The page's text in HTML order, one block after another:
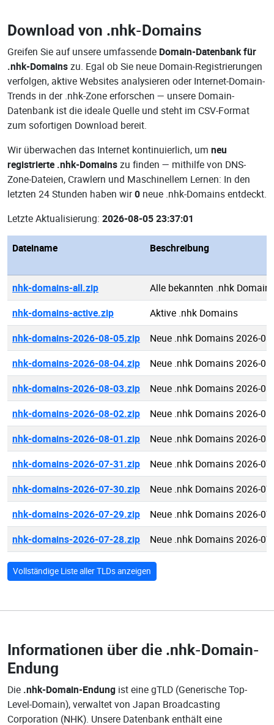
Download von .nhk-Domains
Greifen Sie auf unsere umfassende Domain-Datenbank für
.nhk-Domainszu. Egal ob Sie neue Domain-Registrierungen
verfolgen, aktive Websites analysieren oder Internet-Domain-
Trends in der .nhk-Zone erforschen — unsere Domain-
Datenbank ist die ideale Quelle und steht im CSV-Format
zum sofortigen Download bereit.
Wir überwachen das Internet kontinuierlich, um neu
registrierte .nhk-Domainszu finden — mithilfe von DNS-
Zone-Dateien, Crawlern und Maschinellem Lernen: In den
letzten 24 Stunden haben wir0 neue .nhk-Domains entdeckt.
Letzte Aktualisierung: 2026-08-05 23:37:01
Dateiname Beschreibung
nhk-domains-all.zip
Alle bekannten .nhk
nhk-domains-active.zip
Aktive .nhk Domains
nhk-domains-2026-08-05.zip
Neue .nhk Domains 2026-
nhk-domains-2026-08-04.zip
Neue .nhk Domains 2026-
nhk-domains-2026-08-03.zip
Neue .nhk Domains 2026-
nhk-domains-2026-08-02.zip
Neue .nhk Domains 2026-
nhk-domains-2026-08-01.zip
Neue .nhk Domains 2026-
nhk-domains-2026-07-31.zip
Neue .nhk Domains 2026-
nhk-domains-2026-07-30.zip
Neue .nhk Domains 2026-
nhk-domains-2026-07-29.zip
Neue .nhk Domains 2026-
nhk-domains-2026-07-28.zip
Neue .nhk Domains 2026-
Vollständige Liste aller TLDs anzeigen
Informationen über die .nhk-Domain-
Endung
Die .nhk-Domain-Endung ist eine gTLD (Generische Top-
Level-Domain), verwaltet von Japan Broadcasting
Corporation (NHK). Unsere Datenbank enthält eine